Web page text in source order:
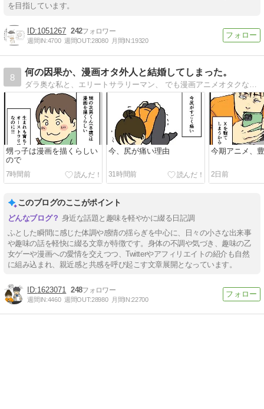
を目指しています。
1051267 242
週間IN:4700 週間OUT:28080 月間IN:19320
8
何の因果か、漫画オタ外人と結婚してしまった。
甥っ子は漫画を描くらしい
ので
7時間前
今、尻が痛い理由
31時間前
今期アニメ、
2日前
このブログのここがポイント
身近な話題と趣味を軽やかに綴る日記調
ふとした瞬間に感じた体調や感情の揺らぎを中心に、日々の小さな出来事
や趣味の話を軽快に綴る文章が特徴です。身体の不調や気づき、趣味の乙
女ゲーや漫画への愛情を交えつつ、Twitterやアフィリエイトの紹介も自然
に組み込まれ、親近感と共感を呼び起こす文章展開となっています。
1623071 248
週間IN:4460 週間OUT:28980 月間IN:22700